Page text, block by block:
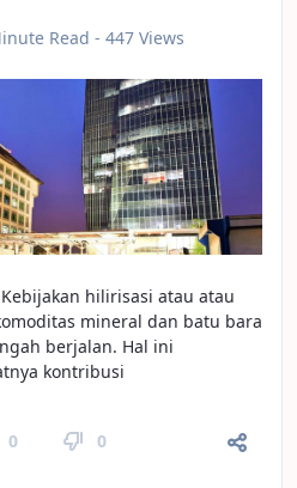
Read - 447 Views
hilirisasi atau atau
mineral dan batu bara
berjalan. Hal ini
kontribusi
0 0